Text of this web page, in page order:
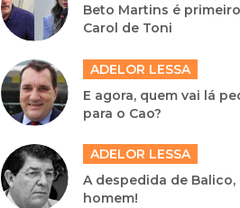
Beto Martins é
Carol de Toni
ADELOR LESSA
E agora, quem vai lá
para o Cao?
ADELOR LESSA
A despedida de Balico,
homem!